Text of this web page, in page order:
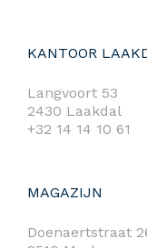
KANTOOR
Langvoort 53
2430 Laakdal
+32 14 14 10 61
MAGAZIJN
Doenaertstraat